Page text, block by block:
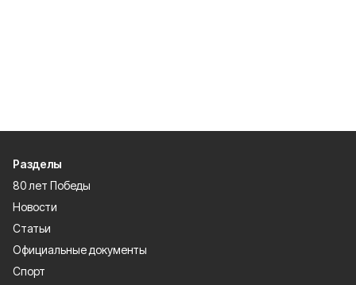
Разделы
80 лет Победы
Новости
Статьи
Официальные документы
Спорт